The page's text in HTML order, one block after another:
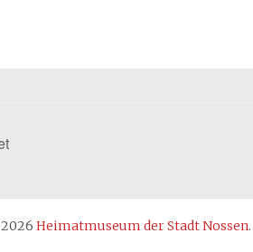
Heimatmuseum der Stadt Nossen